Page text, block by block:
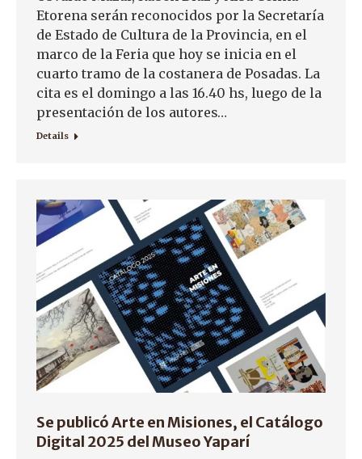
Etorena serán reconocidos por la Secretaría
de Estado de Cultura de la Provincia, en el
marco de la Feria que hoy se inicia en el
cuarto tramo de la costanera de Posadas. La
cita es el domingo a las 16.40 hs, luego de la
presentación de los autores…
Details
Se publicó Arte en Misiones, el Catálogo
Digital 2025 del Museo Yaparí